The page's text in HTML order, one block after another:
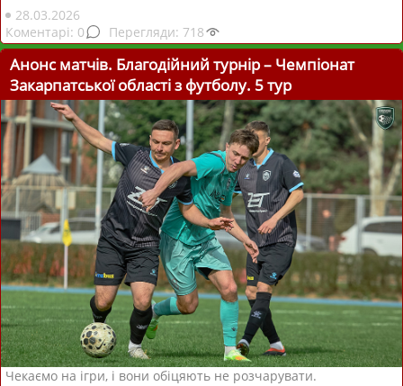
28.03.2026
0
718
Анонс матчів. Благодійний турнір – Чемпіонат
Закарпатської області з футболу. 5 тур
Чекаємо на ігри, і вони обіцяють не розчарувати.